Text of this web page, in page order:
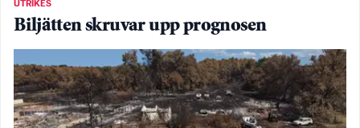
UTRIKES
Biljätten skruvar upp prognosen